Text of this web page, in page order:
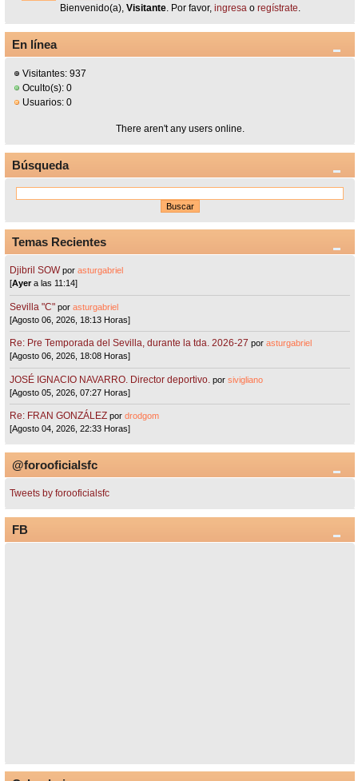
Bienvenido(a), Visitante. Por favor, ingresao regístrate.
En línea
Visitantes: 937
Oculto(s): 0
Usuarios: 0
There aren't any users online.
Búsqueda
Temas Recientes
Djibril SOW porasturgabriel
[Ayera las 11:14]
Sevilla "C"porasturgabriel
[Agosto 06, 2026, 18:13 Horas]
Re: Pre Temporada del Sevilla, durante la tda. 2026-27 porasturgabriel
[Agosto 06, 2026, 18:08 Horas]
JOSÉ IGNACIO NAVARRO. Director deportivo. porsivigliano
[Agosto 05, 2026, 07:27 Horas]
Re: FRAN GONZÁLEZ pordrodgom
[Agosto 04, 2026, 22:33 Horas]
@forooficialsfc
Tweets by forooficialsfc
FB